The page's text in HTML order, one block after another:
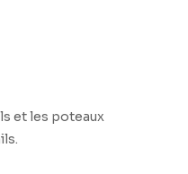
et les poteaux